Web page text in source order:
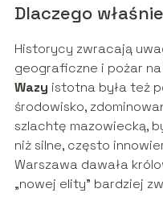
Dlaczego
Historycy zwracają
geograficzne i pożar na
Wazy istotna była też
środowisko,
szlachtę mazowiecką,
niż silne, często
Warszawa dawała
„nowej elity” bardziej